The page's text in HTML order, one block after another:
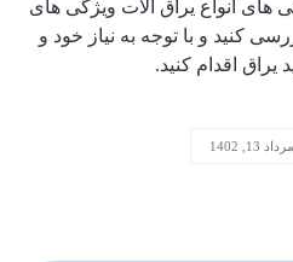
های انواع یراق آلات ویژگی های
کنید و با توجه به نیاز خود و
اقدام کنید.
مرداد 13, 1402